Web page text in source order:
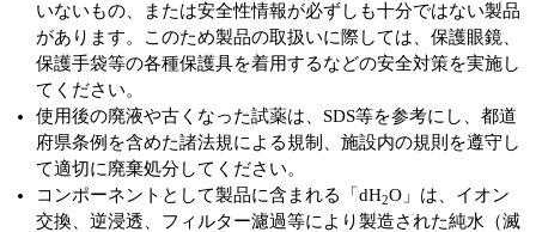
いないもの、または安全性情報が必ずしも十分ではない製品
があります。このため製品の取扱いに際しては、保護眼鏡、
保護手袋等の各種保護具を着用するなどの安全対策を実施し
てください。
使用後の廃液や古くなった試薬は、SDS等を参考にし、都道
府県条例を含めた諸法規による規制、施設内の規則を遵守し
て適切に廃棄処分してください。
コンポーネントとして製品に含まれる「dH2O」は、イオン
交換、逆浸透、フィルター濾過等により製造された純水（滅